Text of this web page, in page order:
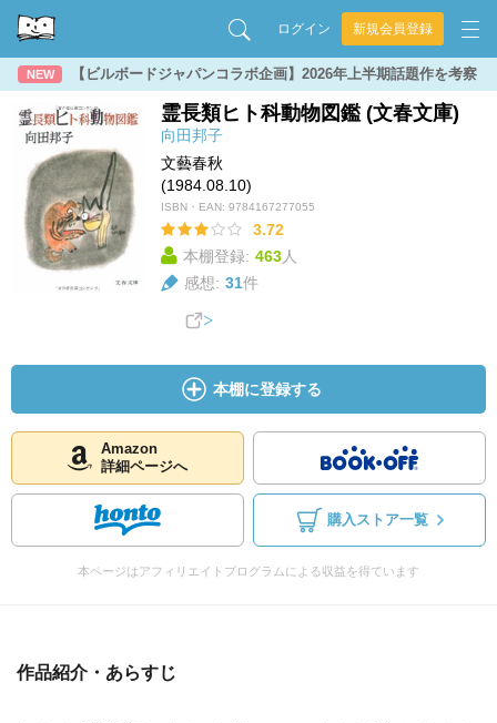
ログイン 新規会員登録
NEW 【ビルボードジャパンコラボ企画】2026年上半期話題作を考察
霊長類ヒト科動物図鑑 (文春文庫)
向田邦子
文藝春秋
(1984.08.10)
ISBN・EAN: 9784167277055
3.72
本棚登録: 463人
感想: 31件
本棚に登録する
Amazon
詳細ページへ
購入ストア一覧
本ページはアフィリエイトプログラムによる収益を得ています
作品紹介・あらすじ